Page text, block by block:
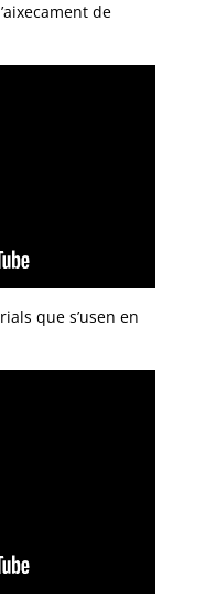
de
que s’usen en